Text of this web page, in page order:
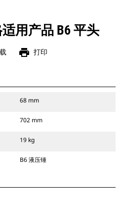
用产品 B6 平头
print 打印
68 mm
702 mm
19 kg
B6 液压锤